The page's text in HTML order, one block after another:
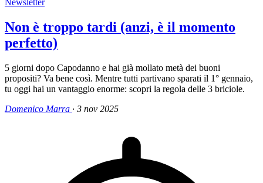
Non è troppo tardi (anzi, è il momento
perfetto)
5 giorni dopo Capodanno e hai già mollato metà dei buoni
propositi? Va bene così. Mentre tutti partivano sparati il 1° gennaio,
tu oggi hai un vantaggio enorme: scopri la regola delle 3 briciole.
Domenico Marra · 3 nov 2025